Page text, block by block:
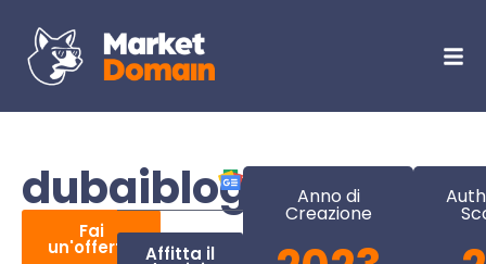
dubaiblog.it
Fai
un'offerta Affitta il
Anno di
Creazione